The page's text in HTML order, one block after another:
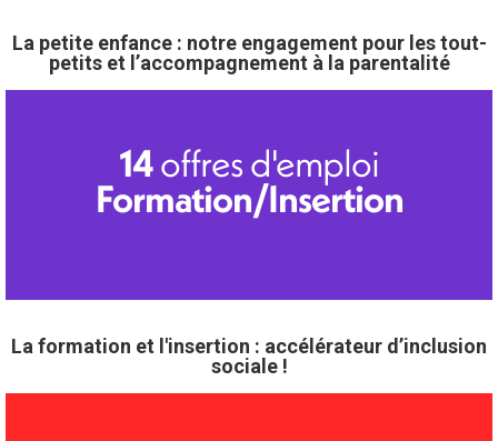
La petite enfance : notre engagement pour les tout-
petits et l’accompagnement à la parentalité
14offres d'emploi
Formation/Insertion
La formation et l'insertion : accélérateur d’inclusion
sociale !